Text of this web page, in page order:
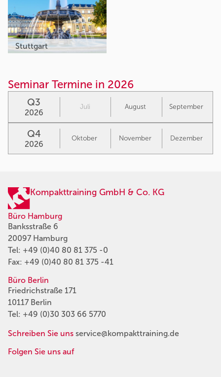
Stuttgart
Seminar Termine in 2026
Q3
2026
Juli August September
Q4
2026
Oktober November Dezember
Kompakttraining GmbH & Co. KG
Büro Hamburg
Banksstraße 6
20097 Hamburg
Tel: +49 (0)40 80 81 375 -0
Fax: +49 (0)40 80 81 375 -41
Büro Berlin
Friedrichstraße 171
10117 Berlin
Tel: +49 (0)30 303 66 5770
Schreiben Sie uns service@kompakttraining.de
Folgen Sie uns auf